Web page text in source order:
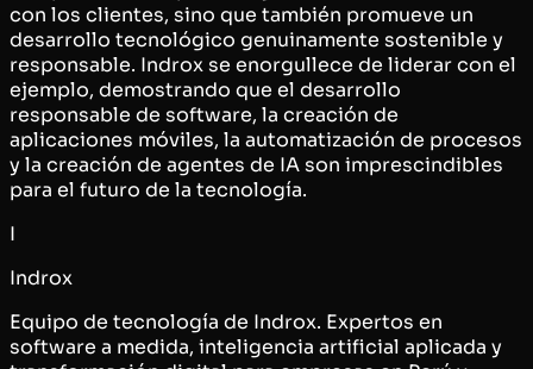
con los clientes, sino que también promueve un
desarrollo tecnológico genuinamente sostenible y
responsable. Indrox se enorgullece de liderar con el
ejemplo, demostrando que el desarrollo
responsable de software, la creación de
aplicaciones móviles, la automatización de procesos
y la creación de agentes de IA son imprescindibles
para el futuro de la tecnología.
I
Indrox
Equipo de tecnología de Indrox. Expertos en
software a medida, inteligencia artificial aplicada y